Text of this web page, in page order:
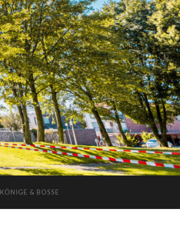
KÖNIGE & BOSSE